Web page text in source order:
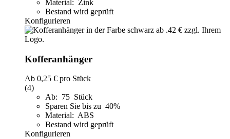
Material: Zink
Bestand wird geprüft
Konfigurieren
Kofferanhänger
Ab 0,25 € pro Stück
(4)
Ab: 75 Stück
Sparen Sie bis zu 40%
Material: ABS
Bestand wird geprüft
Konfigurieren